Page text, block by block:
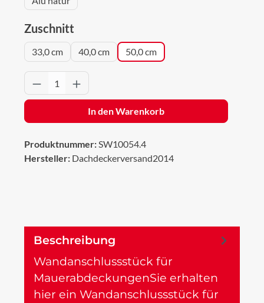
Zuschnitt
33,0 cm 40,0 cm 50,0 cm
Produkt Anzahl: Gib den gewünschten
In den Warenkorb
Produktnummer:SW10054.4
Hersteller: Dachdeckerversand2014
Beschreibung
Wandanschlussstück für
MauerabdeckungenSie erhalten
hier ein Wandanschlussstück für